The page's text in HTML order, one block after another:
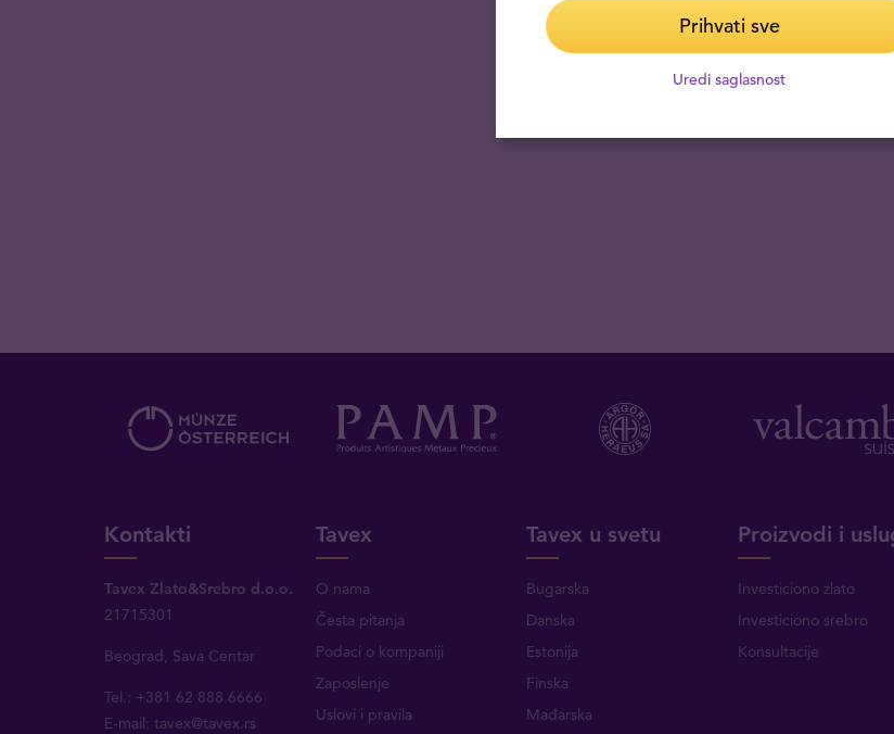
Kontakti
Tavex Zlato&Srebro d.o.o.
21715301
Beograd, Sava Centar
Tel.: +381 62 888 6666
E-mail:tavex@tavex.rs
Tavex
O nama
Česta pitanja
Podaci o kompaniji
Zaposlenje
Uslovi i pravila
Tavex u svetu
Bugarska
Danska
Estonija
Finska
Mađarska
Proizvodi i
Investiciono zlato
Investiciono srebro
Konsultacije
Prihvati sve
Uredi saglasnost